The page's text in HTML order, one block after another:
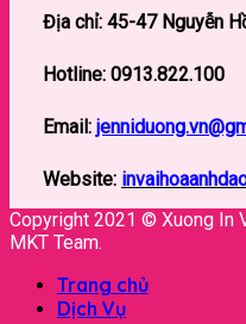
Địa chỉ: 45-47Nguyễn
Hotline: 0913.822.100
Email:
Website:
Copyright 2021 © Xuong In
MKT Team.
Trang chủ
Dịch Vụ